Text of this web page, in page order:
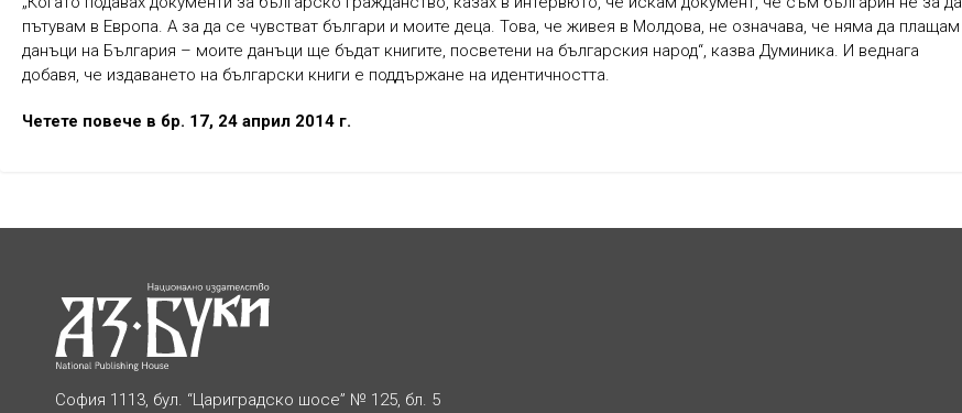
пътувам в Европа. А за да се чувстват българи и моите деца. Това, че живея в Молдова, не означава, че няма да плащам
данъци на България – моите данъци ще бъдат книгите, посветени на българския народ“, казва Думиника. И веднага
добавя, че издаването на български книги е поддържане на идентичността.
Четете повече в бр. 17, 24 април 2014 г.
София 1113, бул. “Цариградско шосе” № 125, бл. 5